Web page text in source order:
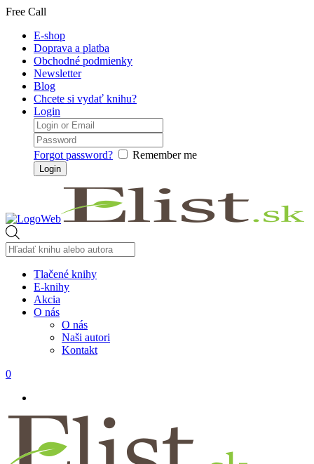
Free Call
E-shop
Doprava a platba
Obchodné podmienky
Newsletter
Blog
Chcete si vydať knihu?
Login
Forgot password? Remember me
search
Tlačené knihy
E-knihy
Akcia
O nás
O nás
Naši autori
Kontakt
0